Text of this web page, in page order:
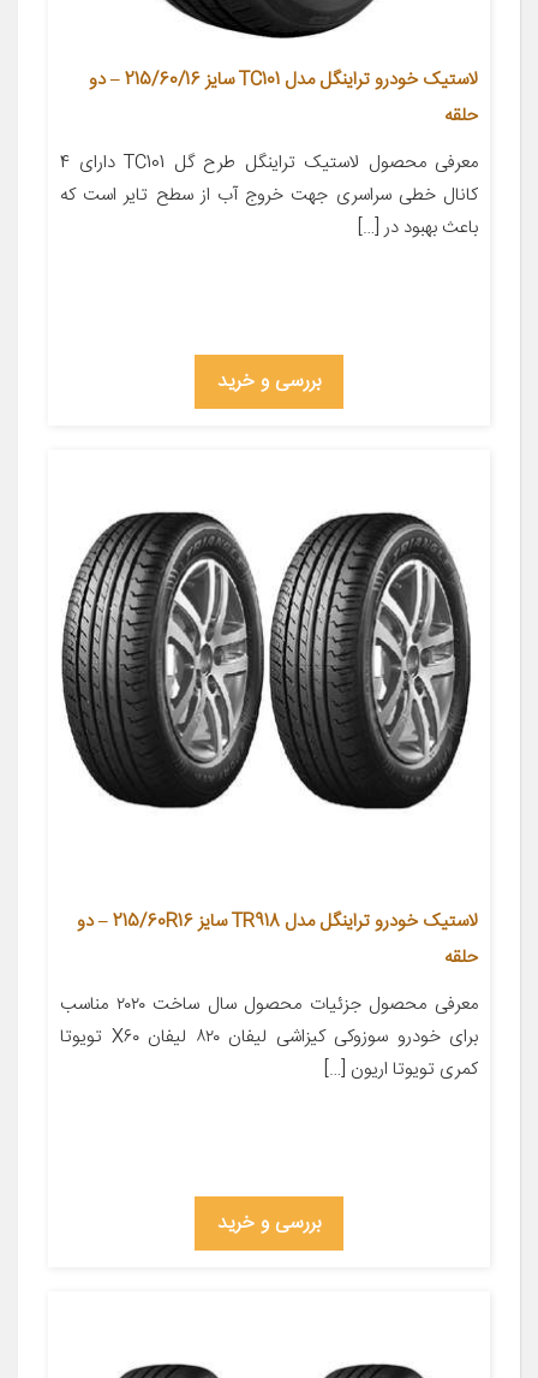
لاستیک خودرو تراینگل مدل TC101 سایز 215/60/16 – دو
حلقه
معرفی محصول لاستیک تراینگل طرح گل TC101 دارای 4
کانال خطی سراسری جهت خروج آب از سطح تایر است که
باعث بهبود در […]
بررسی و خرید
لاستیک خودرو تراینگل مدل TR918 سایز 215/60R16 – دو
حلقه
معرفی محصول جزئیات محصول سال ساخت ۲۰۲۰ مناسب
برای خودرو سوزوکی کیزاشی لیفان ۸۲۰ لیفان X۶۰ تویوتا
کمری تویوتا اریون […]
بررسی و خرید